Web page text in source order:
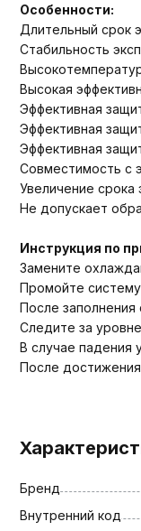
Особенности:
Длительный срок
Стабильность
Высокая
Эффективная
Эффективная
Эффективная
Совместимость с
Увеличение срока
Не допускает
Инструкция по
Замените
Промойте
После
Следите за
В случае
После
Бренд
Внутренний код